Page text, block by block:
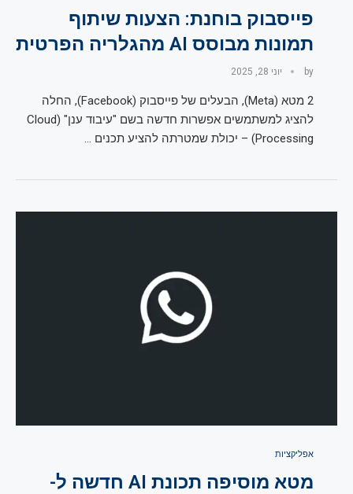
פייסבוק בוחנת: הצעות שיתוף
תמונות מבוסס AI מהגלריה הפרטית
by יוני 28, 2025
2 מטא (Meta), הבעלים של פייסבוק (Facebook), החלה
להציג למשתמשים אפשרות חדשה בשם "עיבוד ענן" (Cloud
Processing) – יכולת שמטרתה להציע תכנים …
אפליקציות
מטא מוסיפה תכונת AI חדשה ל-